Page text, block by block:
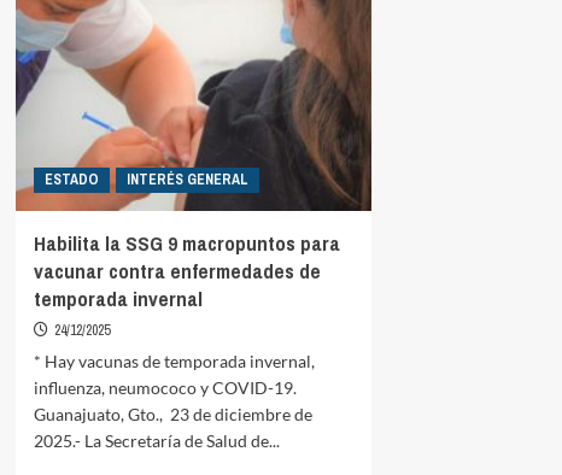
ESTADO INTERÉS GENERAL
Habilita la SSG 9 macropuntos para
vacunar contra enfermedades de
temporada invernal
24/12/2025
* Hay vacunas de temporada invernal,
influenza, neumococo y COVID-19.
Guanajuato, Gto., 23 de diciembre de
2025.- La Secretaría de Salud de...